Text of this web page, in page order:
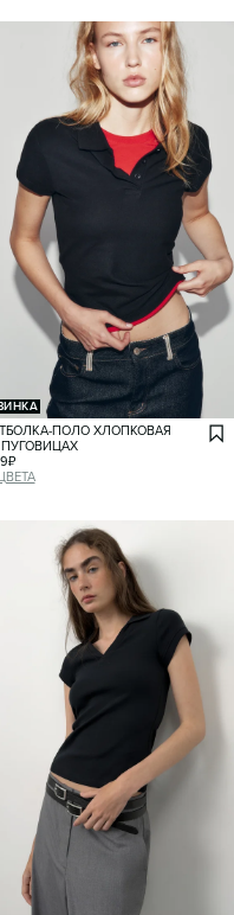
ПОЛО ХЛОПКОВАЯ
₽